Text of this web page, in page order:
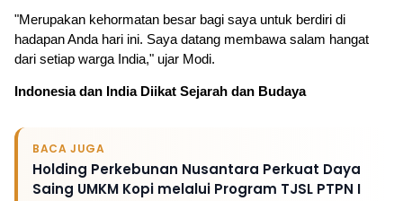
"Merupakan kehormatan besar bagi saya untuk berdiri di
hadapan Anda hari ini. Saya datang membawa salam hangat
dari setiap warga India," ujar Modi.
Indonesia dan India Diikat Sejarah dan Budaya
BACA JUGA
Holding Perkebunan Nusantara Perkuat Daya
Saing UMKM Kopi melalui Program TJSL PTPN I